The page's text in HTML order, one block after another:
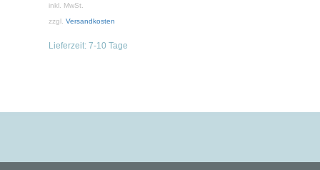
inkl. MwSt.
zzgl. Versandkosten
Lieferzeit: 7-10 Tage